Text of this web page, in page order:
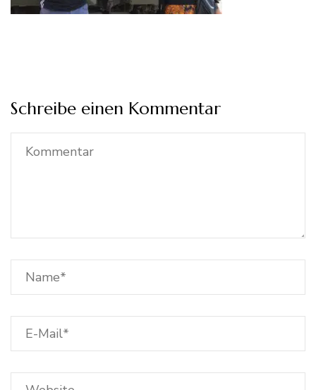
Schreibe einen Kommentar